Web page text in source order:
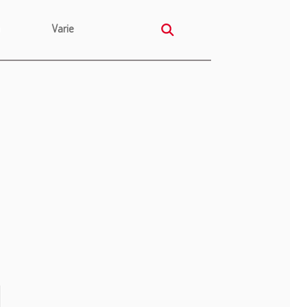
Varie